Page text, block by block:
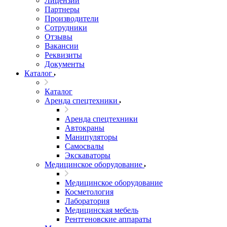
Партнеры
Производители
Сотрудники
Отзывы
Вакансии
Реквизиты
Документы
Каталог
Каталог
Аренда спецтехники
Аренда спецтехники
Автокраны
Манипуляторы
Самосвалы
Экскаваторы
Медицинское оборудование
Медицинское оборудование
Косметология
Лаборатория
Медицинская мебель
Рентгеновские аппараты